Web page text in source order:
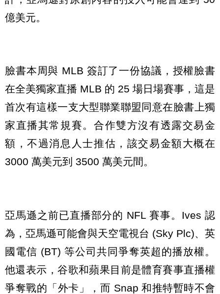
億美元。
臉書本周與 MLB 簽訂了一份協議，授權臉書
在全美獨家直播 MLB 的 25 場日場賽事，這是
首次有這樣一支大型聯業聯盟同意在臉書上獨
家直播其常規賽。合作雙方沒有透露交易金
額，不過消息人士推估，該交易金額大概在
3000 萬美元到 3500 萬美元間。
亞馬遜之前已直播部分的 NFL 賽事。Ives 認
為，亞馬遜可能會與天空電視台 (Sky Plc)、英
國電信 (BT) 等公司共同爭奪英超的播放權。
他還表示，谷歌和蘋果目前是體育賽事直播權
爭奪戰的「外卡」，而 Snap 和推特暫時不會